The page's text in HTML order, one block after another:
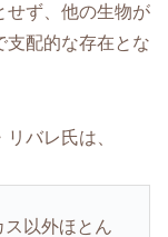
せず、他の生物が
支配的な存在とな
バレ氏は、
ス以外ほとん